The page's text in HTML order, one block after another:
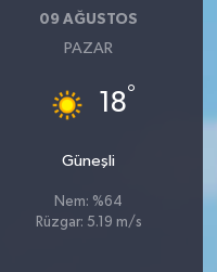
09 AĞUSTOS
PAZAR
18°
Güneşli
Nem: %64
Rüzgar: 5.19 m/s